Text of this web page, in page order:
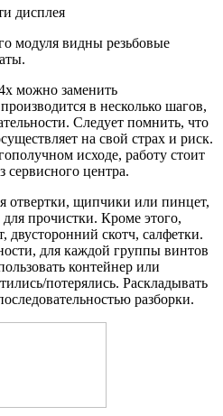
модуля видны резьбовые
можно заменить
в несколько шагов,
Следует помнить, что
на свой страх и риск.
исходе, работу стоит
сервисного центра.
отвертки, щипчики или пинцет,
прочистки. Кроме этого,
двусторонний скотч, салфетки.
для каждой группы винтов
контейнер или
потерялись. Раскладывать
разборки.